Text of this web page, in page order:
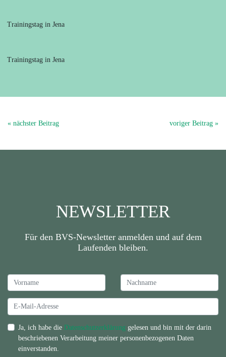
Trainingstag in Jena
Trainingstag in Jena
« nächster Beitrag voriger Beitrag »
NEWSLETTER
Für den BVS-Newsletter anmelden und auf dem
Laufenden bleiben.
Ja, ich habe die Datenschutzerklärung gelesen und bin mit der darin
beschriebenen Verarbeitung meiner personenbezogenen Daten
einverstanden.